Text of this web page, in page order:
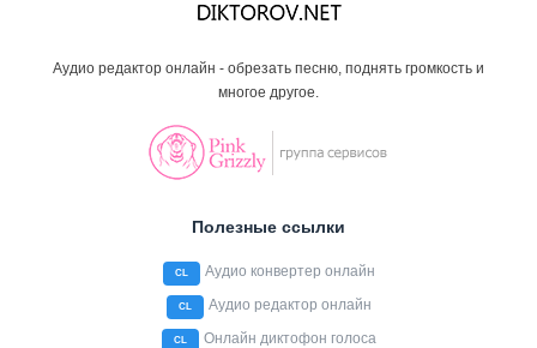
Аудио редактор онлайн - обрезать песню, поднять громкость и
многое другое.
Полезные ссылки
CL Аудио конвертер онлайн
CL Аудио редактор онлайн
CL Онлайн диктофон голоса